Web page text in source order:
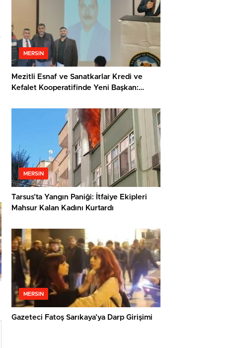
MERSIN
Mezitli Esnaf ve Sanatkarlar Kredi ve
Kefalet Kooperatifinde Yeni Başkan:
MERSIN
Tarsus’ta Yangın Paniği: İtfaiye Ekipleri
Mahsur Kalan Kadını Kurtardı
MERSIN
Gazeteci Fatoş Sarıkaya’ya Darp Girişimi